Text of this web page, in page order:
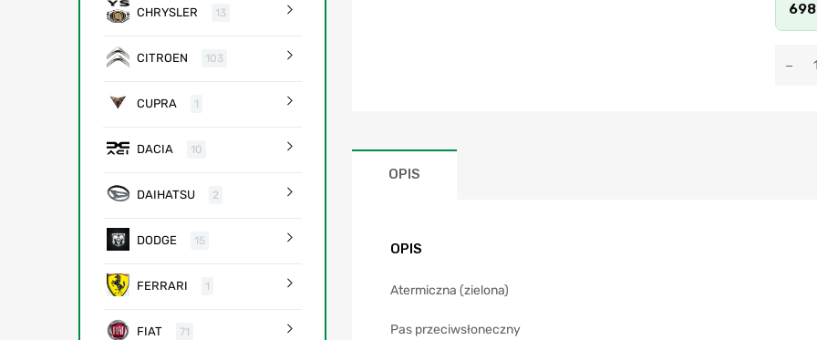
OPIS
OPIS
Atermiczna (zielona)
Pas przeciwsłoneczny
CHRYSLER 13
CITROEN 103
CUPRA 1
DACIA 10
DAIHATSU 2
DODGE 15
FERRARI 1
FIAT 71